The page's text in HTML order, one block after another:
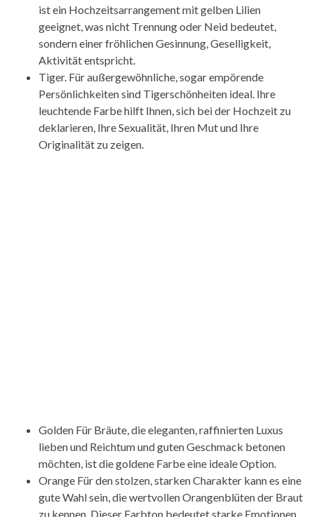
ist ein Hochzeitsarrangement mit gelben Lilien
geeignet, was nicht Trennung oder Neid bedeutet,
sondern einer fröhlichen Gesinnung, Geselligkeit,
Aktivität entspricht.
Tiger. Für außergewöhnliche, sogar empörende
Persönlichkeiten sind Tigerschönheiten ideal. Ihre
leuchtende Farbe hilft Ihnen, sich bei der Hochzeit zu
deklarieren, Ihre Sexualität, Ihren Mut und Ihre
Originalität zu zeigen.
Golden Für Bräute, die eleganten, raffinierten Luxus
lieben und Reichtum und guten Geschmack betonen
möchten, ist die goldene Farbe eine ideale Option.
Orange Für den stolzen, starken Charakter kann es eine
gute Wahl sein, die wertvollen Orangenblüten der Braut
zu kennen. Dieser Farbton bedeutet starke Emotionen,